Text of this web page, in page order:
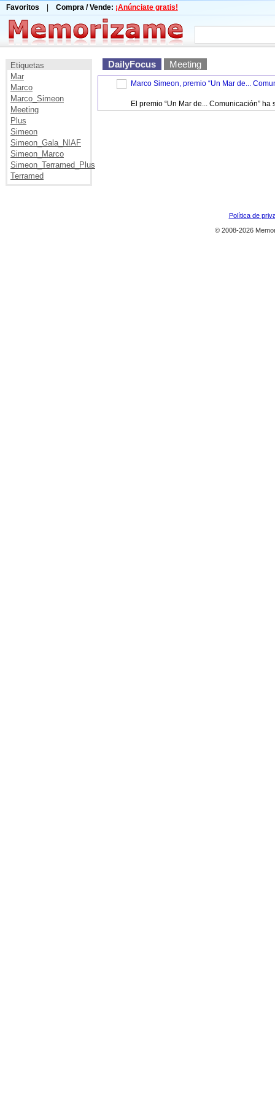
Favoritos Compra / Vende: ¡Anúnciate gratis!
Etiquetas
Mar
Marco
Marco_Simeon
Meeting
Plus
Simeon
Simeon_Gala_NIAF
Simeon_Marco
Simeon_Terramed_Plus
Terramed
DailyFocus Meeting
Marco Simeon, premio “Un Mar de...
El premio “Un Mar de... Comunicación”
Política de
© 2008-2026